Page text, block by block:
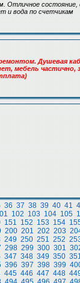
Отличное состояние,
и вода по счетчикам
Душевая
мебель частично,
36 37 38 39 40 41
102 103 104 105
151 152 153 154
200 201 202 203
249 250 251 252
298 299 300 301
347 348 349 350
396 397 398 399
445 446 447 448